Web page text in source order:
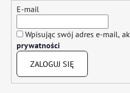
E-mail
Wpisując swój adres e-mail,
prywatności
ZALOGUJ SIĘ